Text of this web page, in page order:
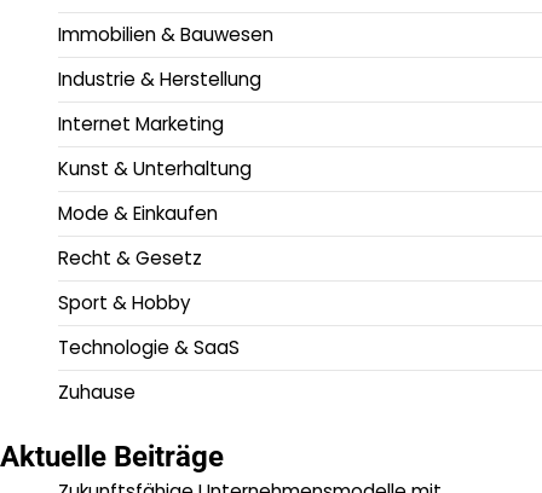
Immobilien & Bauwesen
Industrie & Herstellung
Internet Marketing
Kunst & Unterhaltung
Mode & Einkaufen
Recht & Gesetz
Sport & Hobby
Technologie & SaaS
Zuhause
Aktuelle Beiträge